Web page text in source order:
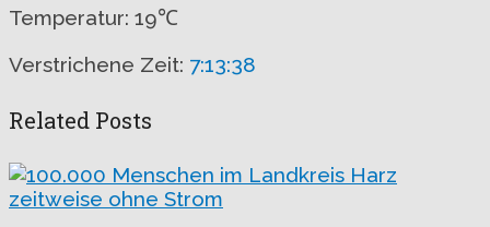
Temperatur: 19℃
Verstrichene Zeit: 7:13:38
Related Posts